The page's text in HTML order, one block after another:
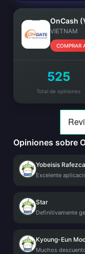
OnCash
VIETNAM
COMPRAR
525
Total de opiniones
Opiniones sobre
Yobeisis Rafezca
Excelente
Star
Definitivamente
Kyoung-Eun
Muchos